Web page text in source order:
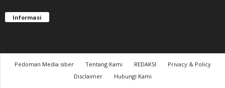
Informasi
Pedoman Media siber Tentang Kami REDAKSI
Privacy & Policy
Disclaimer
Hubungi Kami